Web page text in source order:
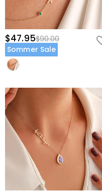
$47.95$90.00
Sommer Sale